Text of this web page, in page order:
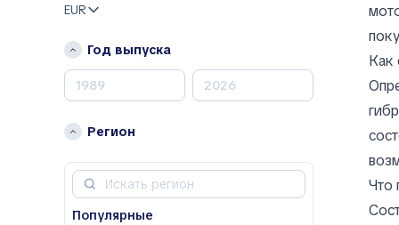
Volkswagen
Volvo
A
Acura
Aston Martin
Avatr
EUR
Год выпуска
Регион
Популярные
Как
Что